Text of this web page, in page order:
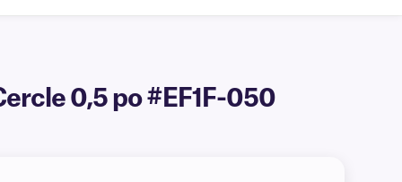
0,5 po #EF1F-050